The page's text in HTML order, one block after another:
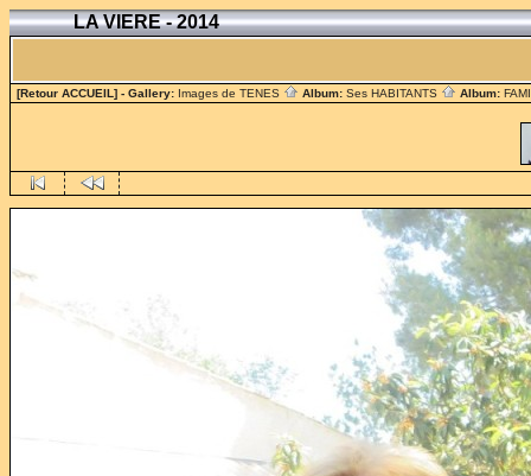
LA VIERE - 2014
[Retour ACCUEIL] - Gallery: Images de TENES Album: Ses HABITANTS Album: